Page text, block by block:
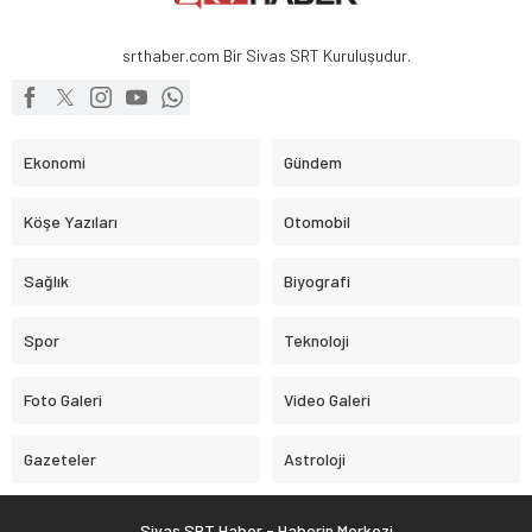
srthaber.com Bir Sivas SRT Kuruluşudur.
Ekonomi Gündem
Köşe Yazıları Otomobil
Sağlık Biyografi
Spor Teknoloji
Foto Galeri Video Galeri
Gazeteler Astroloji